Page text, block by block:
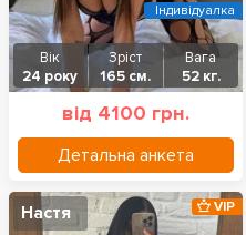
Вік
24 року
Зріст
165 см.
Вага
52 кг.
від 4100 грн.
Детальна анкета
Індивідуалка
Настя VIP